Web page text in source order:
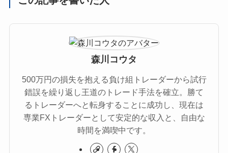
森川コウタ
500万円の損失を抱える負け組トレーダーから試行
錯誤を繰り返し王道のトレード手法を確立。勝て
るトレーダーへと転身することに成功し、現在は
専業FXトレーダーとして安定的な収入と、自由な
時間を満喫中です。